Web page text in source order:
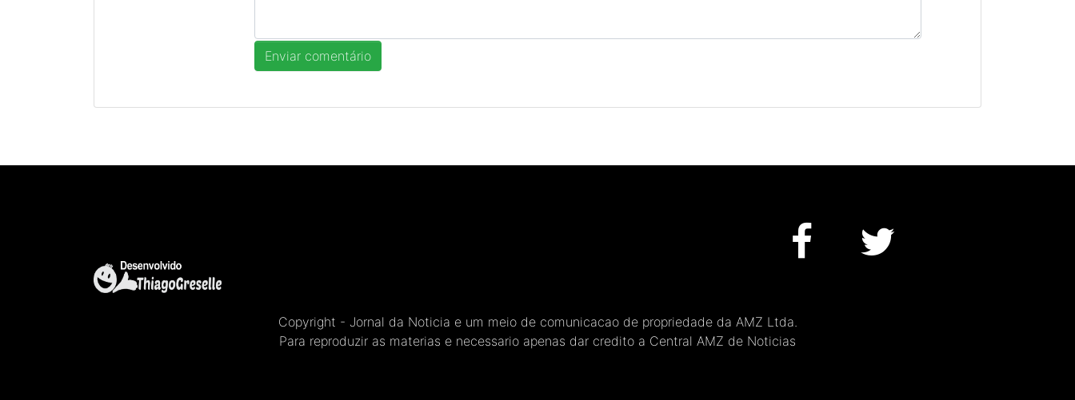
Copyright - Jornal da Noticia e um meio de comunicacao de propriedade da AMZ Ltda.
Para reproduzir as materias e necessario apenas dar credito a Central AMZ de Noticias